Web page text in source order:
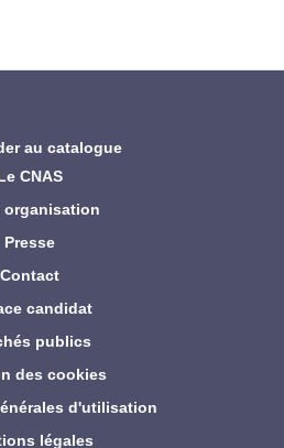
CNAS
organisation
Presse
Contact
candidat
publics
des cookies
d'utilisation
légales
au catalogue